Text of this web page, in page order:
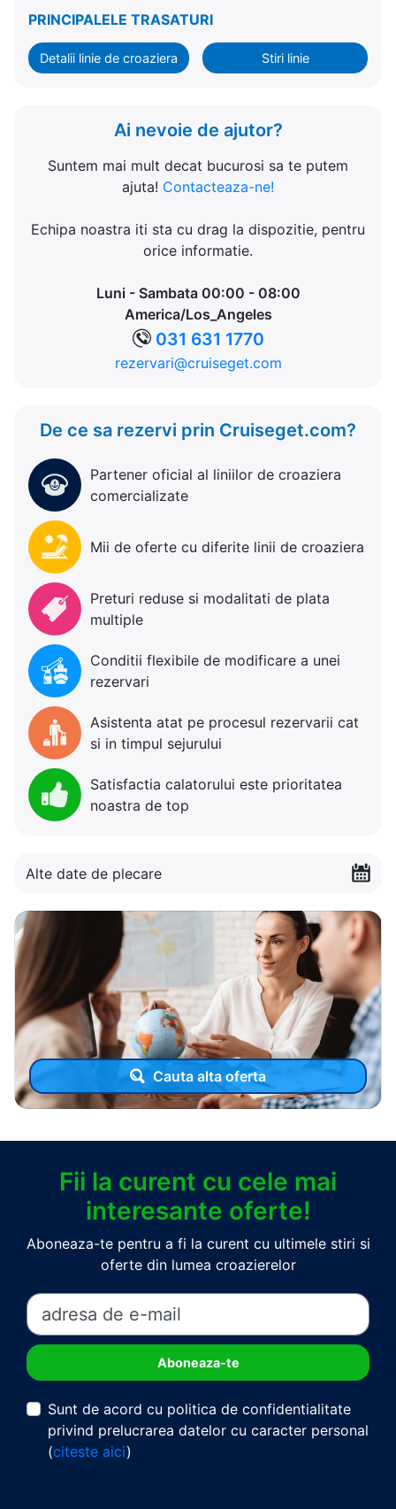
PRINCIPALELE TRASATURI
Detalii linie de croaziera Stiri linie
Ai nevoie de ajutor?
Suntem mai mult decat bucurosi sa te putem
ajuta! Contacteaza-ne!
Echipa noastra iti sta cu drag la dispozitie, pentru
orice informatie.
Luni - Sambata 00:00 - 08:00
America/Los_Angeles
031 631 1770
rezervari@cruiseget.com
De ce sa rezervi prin Cruiseget.com?
Partener oficial al liniilor de croaziera
comercializate
Mii de oferte cu diferite linii de croaziera
Preturi reduse si modalitati de plata
multiple
Conditii flexibile de modificare a unei
rezervari
Asistenta atat pe procesul rezervarii cat
si in timpul sejurului
Satisfactia calatorului este prioritatea
noastra de top
Alte date de plecare
Cauta alta oferta
Fii la curent cu cele mai
interesante oferte!
Aboneaza-te pentru a fi la curent cu ultimele stiri si
oferte din lumea croazierelor
Sunt de acord cu politica de confidentialitate
privind prelucrarea datelor cu caracter personal
(citeste aici)